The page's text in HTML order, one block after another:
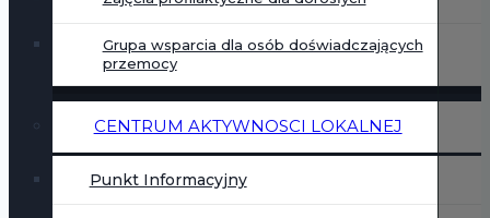
Grupa wsparcia dla osób doświadczających
przemocy
CENTRUM AKTYWNOSCI LOKALNEJ
Punkt Informacyjny